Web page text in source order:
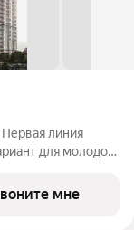
линия
для молодой
компанией или
мне